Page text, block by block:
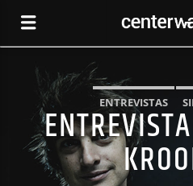
ENTREVISTAS